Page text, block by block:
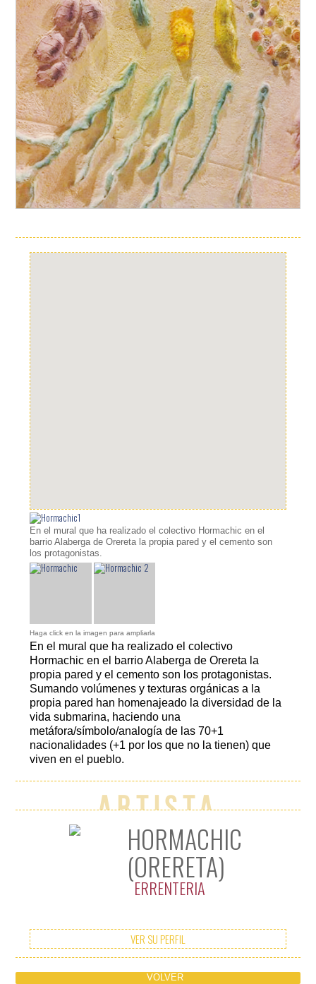
En el mural que ha realizado el colectivo Hormachic en el
barrio Alaberga de Orereta la propia pared y el cemento son
los protagonistas.
Hormachic.
Sumando
volúmenes y
texturas
orgánicas a la
propia pared
han
homenajeado
de la vida
submarina.
Haga click en la imagen para ampliarla
En el mural que ha realizado el colectivo
Hormachic en el barrio Alaberga de Orereta la
propia pared y el cemento son los protagonistas.
Sumando volúmenes y texturas orgánicas a la
propia pared han homenajeado la diversidad de la
vida submarina, haciendo una
metáfora/símbolo/analogía de las 70+1
nacionalidades (+1 por los que no la tienen) que
viven en el pueblo.
Artista
HORMACHIC
(ORERETA)
ERRENTERIA
VER SU PERFIL
VOLVER